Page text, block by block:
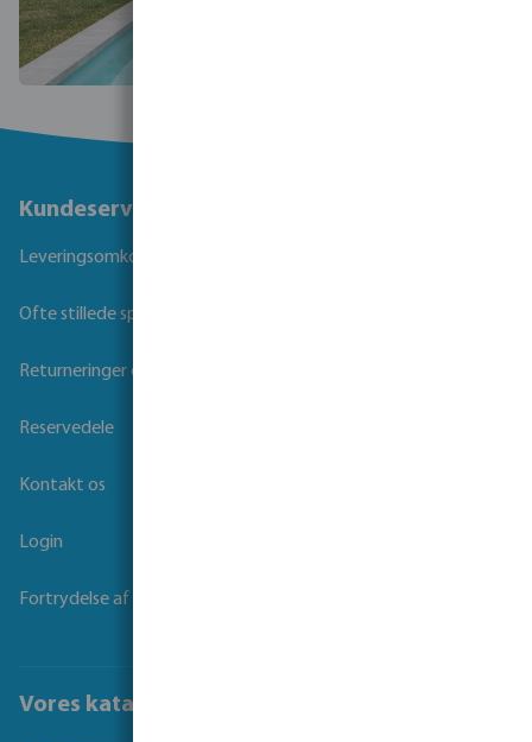
Kundeservice
Leveringsomkostninger og transporttid
Ofte stillede spørgsmål
Returneringer og Garanti
Reservedele
Kontakt os
Login
Fortrydelse af kontrakt
Vores kataloger